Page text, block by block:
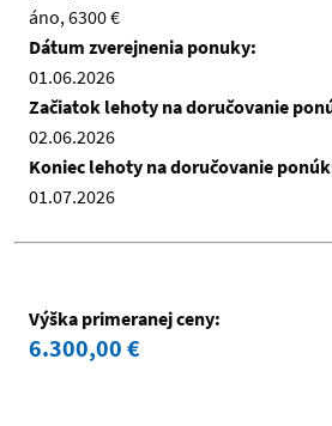
áno, 6300 €
Dátum zverejnenia ponuky:
01.06.2026
Začiatok lehoty na doručovanie
02.06.2026
Koniec lehoty na doručovanie
01.07.2026
Výška primeranej ceny:
6.300,00 €